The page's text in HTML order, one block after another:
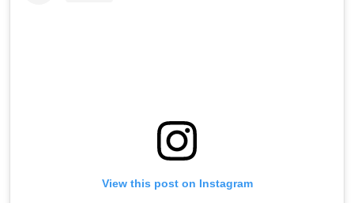
View this post on Instagram